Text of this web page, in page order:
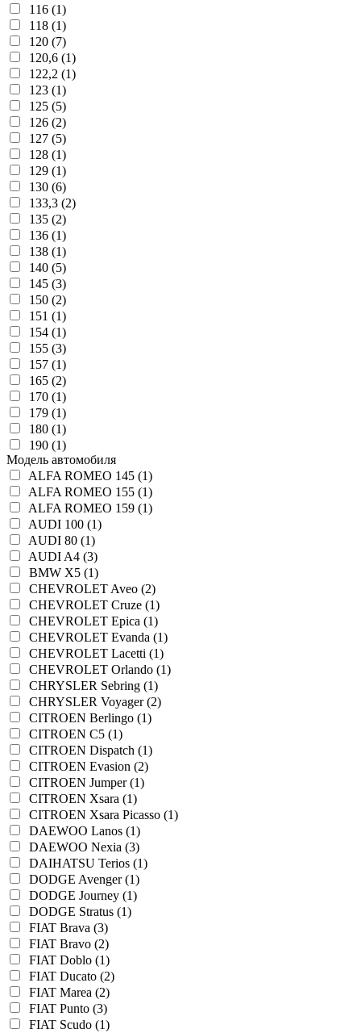
116 (1)
118 (1)
120 (7)
120,6 (1)
122,2 (1)
123 (1)
125 (5)
126 (2)
127 (5)
128 (1)
129 (1)
130 (6)
133,3 (2)
135 (2)
136 (1)
138 (1)
140 (5)
145 (3)
150 (2)
151 (1)
154 (1)
155 (3)
157 (1)
165 (2)
170 (1)
179 (1)
180 (1)
190 (1)
Модель автомобиля
ALFA ROMEO 145 (1)
ALFA ROMEO 155 (1)
ALFA ROMEO 159 (1)
AUDI 100 (1)
AUDI 80 (1)
AUDI A4 (3)
BMW X5 (1)
CHEVROLET Aveo (2)
CHEVROLET Cruze (1)
CHEVROLET Epica (1)
CHEVROLET Evanda (1)
CHEVROLET Lacetti (1)
CHEVROLET Orlando (1)
CHRYSLER Sebring (1)
CHRYSLER Voyager (2)
CITROEN Berlingo (1)
CITROEN C5 (1)
CITROEN Dispatch (1)
CITROEN Evasion (2)
CITROEN Jumper (1)
CITROEN Xsara (1)
CITROEN Xsara Picasso (1)
DAEWOO Lanos (1)
DAEWOO Nexia (3)
DAIHATSU Terios (1)
DODGE Avenger (1)
DODGE Journey (1)
DODGE Stratus (1)
FIAT Brava (3)
FIAT Bravo (2)
FIAT Doblo (1)
FIAT Ducato (2)
FIAT Marea (2)
FIAT Punto (3)
FIAT Scudo (1)